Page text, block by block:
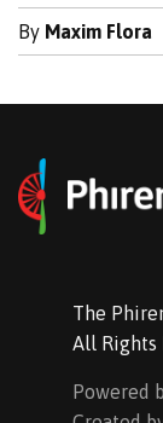
By Maxim Flora
The
All Rights
Powered